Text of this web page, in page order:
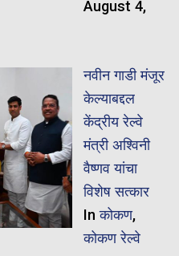
August 4,
नवीन गाडी मंजूर
केल्याबद्दल
केंद्रीय रेल्वे
मंत्री अश्विनी
वैष्णव यांचा
विशेष सत्कार
Inकोकण,
कोकण रेल्वे